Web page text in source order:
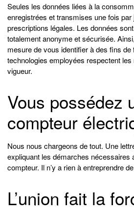
Seules les données liées à la
enregistrées et transmises une fois par
prescriptions légales. Les données
totalement anonyme et sécurisée.
mesure de vous identifier à des fins de
technologies employées respectent
vigueur.
Vous possédez
compteur
Nous nous chargeons de tout. Une
expliquant les démarches nécessaires
compteur. Il n’y a rien à entreprendre
L’union fait la